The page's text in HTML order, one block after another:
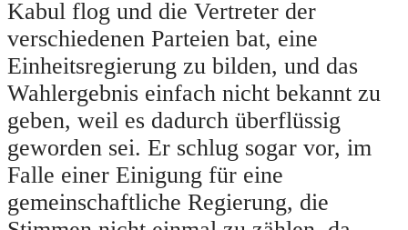
Kabul flog und die Vertreter der
verschiedenen Parteien bat, eine
Einheitsregierung zu bilden, und das
Wahlergebnis einfach nicht bekannt zu
geben, weil es dadurch überflüssig
geworden sei. Er schlug sogar vor, im
Falle einer Einigung für eine
gemeinschaftliche Regierung, die